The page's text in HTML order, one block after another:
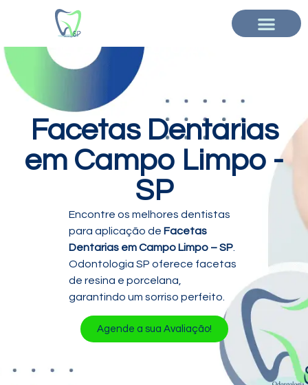
Facetas Dentarias
em Campo Limpo -
SP
Encontre os melhores dentistas
para aplicação de Facetas
Dentarias em Campo Limpo – SP.
Odontologia SP oferece facetas
de resina e porcelana,
garantindo um sorriso perfeito.
Agende a sua Avaliação!